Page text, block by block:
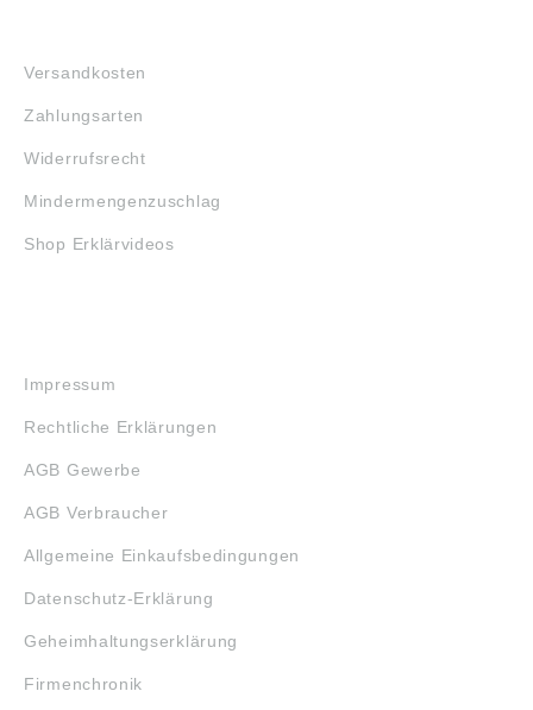
Versandkosten
Zahlungsarten
Widerrufsrecht
Mindermengenzuschlag
Shop Erklärvideos
Impressum
Rechtliche Erklärungen
AGB Gewerbe
AGB Verbraucher
Allgemeine Einkaufsbedingungen
Datenschutz-Erklärung
Geheimhaltungserklärung
Firmenchronik